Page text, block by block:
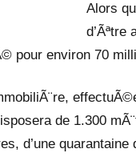
Alors
pour environ 70
de 1.300
d’une